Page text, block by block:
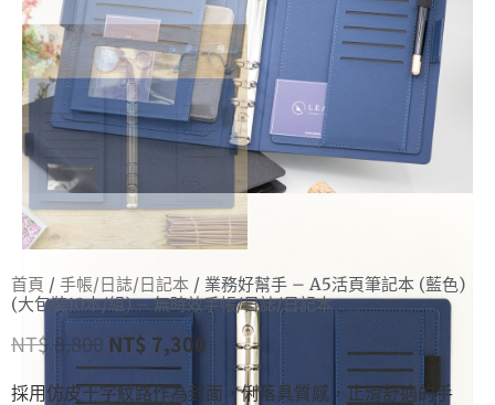
首頁 / 手帳/日誌/日記本 / 業務好幫手 – A5活頁筆記本 (藍色)
(大包裝10本/組) – 無時效手帳/日誌/日記本
NT$8,800 NT$ 7,300
採用仿皮十字紋路作為封面，俐落具質感，止滑舒適的手